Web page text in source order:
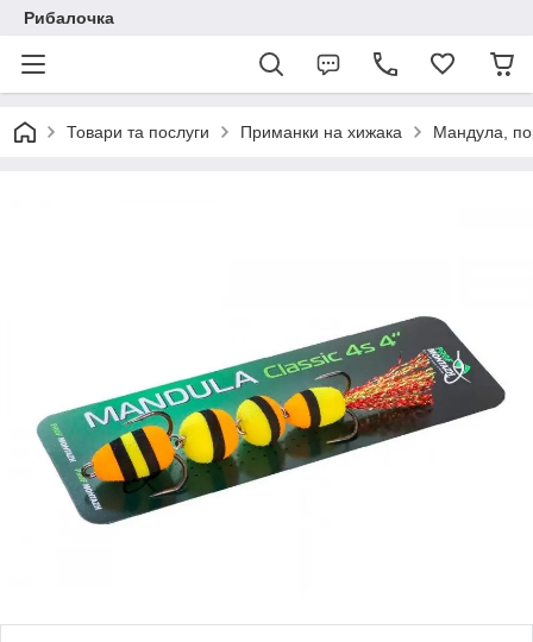
Рибалочка
Товари та послуги Приманки на хижака Мандула,